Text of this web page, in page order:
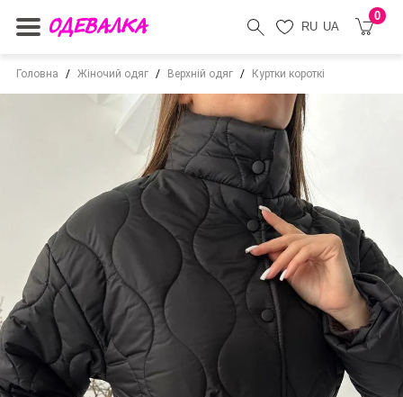
RU UA
0
Головна Жіночий одяг Верхній одяг Куртки короткі